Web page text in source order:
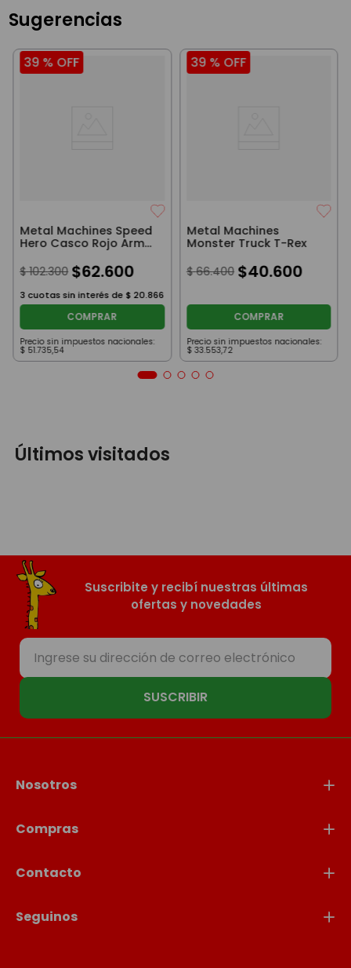
Sugerencias
39 % OFF
Metal Machines Speed
Hero Casco Rojo Arma
$ 102.300 $62.600
3 cuotas sin interés de $ 20.866
COMPRAR
Precio sin impuestos nacionales:
$ 51.735,54
39 % OFF
Metal Machines
Monster Truck T-Rex
$ 66.400 $40.600
COMPRAR
Precio sin impuestos nacionales:
$ 33.553,72
Últimos visitados
Suscribite y recibí nuestras últimas
ofertas y novedades
SUSCRIBIR
Nosotros
Compras
Contacto
Seguinos